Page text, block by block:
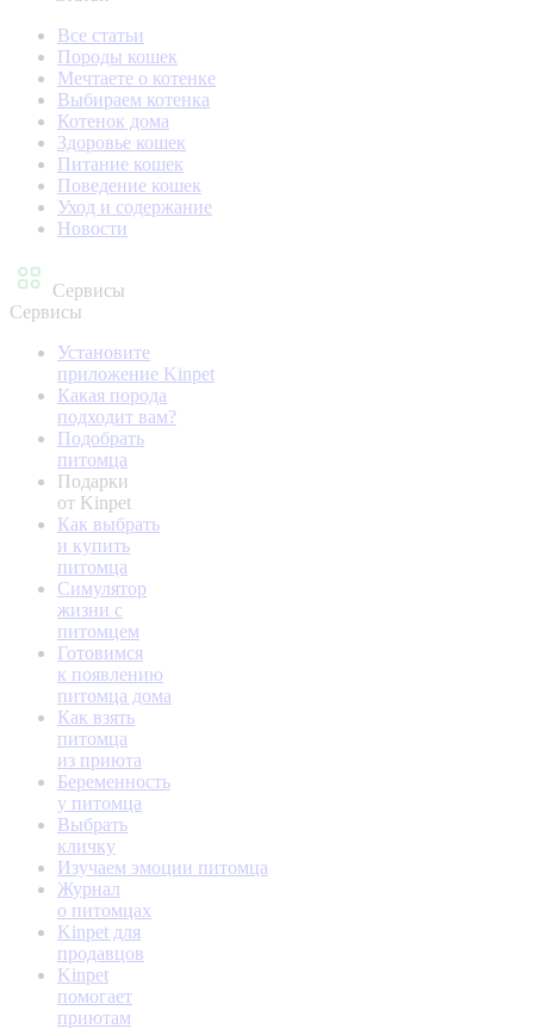
Все статьи
Породы кошек
Мечтаете о котенке
Выбираем котенка
Котенок дома
Здоровье кошек
Питание кошек
Поведение кошек
Уход и содержание
Новости
Сервисы
Сервисы
Установите
приложение Kinpet
Какая порода
подходит вам?
Подобрать
питомца
Подарки
от Kinpet
Как выбрать
и купить
питомца
Симулятор
жизни с
питомцем
Готовимся
к появлению
питомца дома
Как взять
питомца
из приюта
Беременность
у питомца
Выбрать
кличку
Изучаем эмоции питомца
Журнал
о питомцах
Kinpet для
продавцов
Kinpet
помогает
приютам